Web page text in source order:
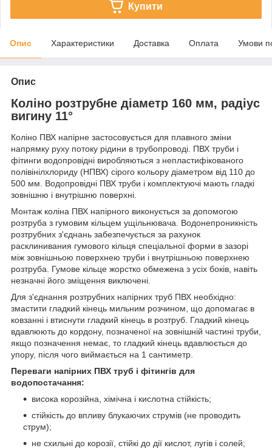
Купити
Опис Характеристики Доставка Оплата Умови
Опис
Коліно розтрубне діаметр 160 мм, радіус
вигину 11°
Коліно ПВХ напірне застосовується для плавного зміни
напрямку руху потоку рідини в трубопроводі. ПВХ труби і
фітинги водопровідні виробляються з непластифікованого
полівінілхлориду (НПВХ) сірого кольору діаметром від 110 до
500 мм. Водопровідні ПВХ труби і комплектуючі мають гладкі
зовнішню і внутрішню поверхні.
Монтаж коліна ПВХ напірного виконується за допомогою
розтруба з гумовим кільцем ущільнювача. Водонепроникність
розтрубних з'єднань забезпечується за рахунок
расклинивания гумового кільця спеціальної форми в зазорі
між зовнішньою поверхнею труби і внутрішньою поверхнею
розтруба. Гумове кільце жорстко обмежена з усіх боків, навіть
незначні його зміщення виключені.
Для з'єднання розтрубних напірних труб ПВХ необхідно:
змастити гладкий кінець мильним розчином, що допомагає в
ковзанні і втиснути гладкий кінець в розтруб. Гладкий кінець
вдавлюють до кордону, позначеної на зовнішній частині труби,
якщо позначення немає, то гладкий кінець вдавлюється до
упору, після чого виймається на 1 сантиметр.
Переваги напірних ПВХ труб і фітингів для
водопостачання:
висока корозійна, хімічна і кислотна стійкість;
стійкість до впливу блукаючих струмів (не проводить
струм);
не схильні до корозії, стійкі до дії кислот, лугів і солей;